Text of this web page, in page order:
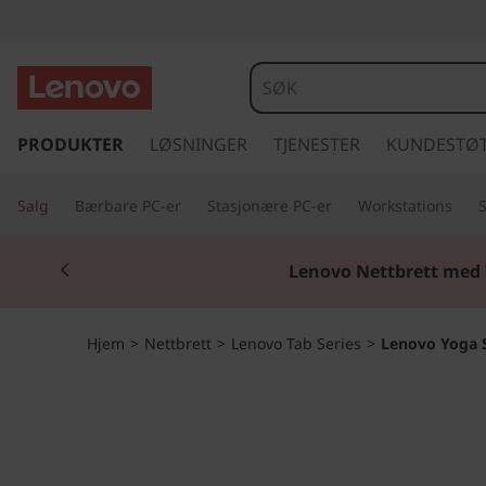
o
g
a
S
å
l
PRODUKTER LØSNINGER TJENESTER
Salg Bærbare PC-er Stasjonære PC-er Workstations
Lenovo Nettbrett med
Currently displaying item 2 of 2
Hjem > Nettbrett > Lenovo Tab Series > Lenovo Yoga